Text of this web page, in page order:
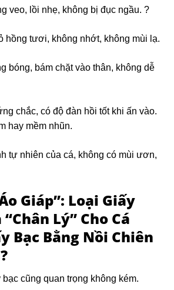
veo, lồi nhẹ, không bị đục ngầu. ?
hồng tươi, không nhớt, không mùi lạ.
bóng, bám chặt vào thân, không dễ
chắc, có độ đàn hồi tốt khi ấn vào.
hay mềm nhũn.
tự nhiên của cá, không có mùi ươn,
Giáp”: Loại Giấy
Lý” Cho Cá
Bạc Bằng Nồi Chiên
cũng quan trọng không kém.